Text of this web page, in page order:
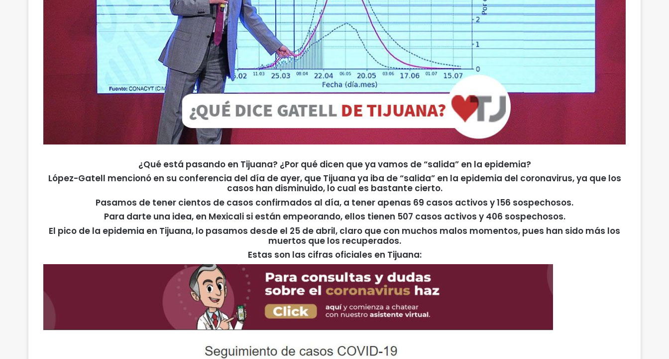
¿Qué está pasando en Tijuana? ¿Por qué dicen que ya vamos de “salida” en la epidemia?
López-Gatell mencionó en su conferencia del día de ayer, que Tijuana ya iba de “salida” en la epidemia del coronavirus, ya que los
casos han disminuido, lo cual es bastante cierto.
Pasamos de tener cientos de casos confirmados al día, a tener apenas 69 casos activos y 156 sospechosos.
Para darte una idea, en Mexicali si están empeorando, ellos tienen 507 casos activos y 406 sospechosos.
El pico de la epidemia en Tijuana, lo pasamos desde el 25 de abril, claro que con muchos malos momentos, pues han sido más los
muertos que los recuperados.
Estas son las cifras oficiales en Tijuana: